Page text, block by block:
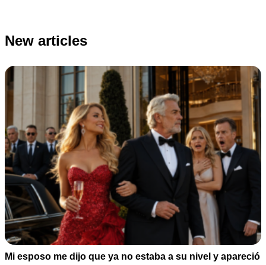
New articles
Mi esposo me dijo que ya no estaba a su nivel y apareció